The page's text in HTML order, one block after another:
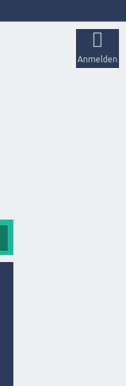
Anmelden